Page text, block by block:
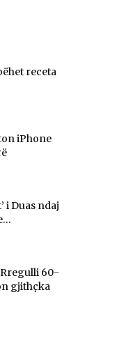
receta
iPhone
i Duas ndaj
60-
gjithçka